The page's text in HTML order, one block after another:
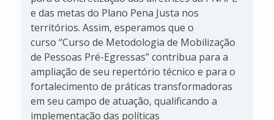
e das metas do Plano Pena Justa nos
territórios. Assim, esperamos que o
curso “Curso de Metodologia de Mobilização
de Pessoas Pré-Egressas” contribua para a
ampliação de seu repertório técnico e para o
fortalecimento de práticas transformadoras
em seu campo de atuação, qualificando a
implementação das políticas